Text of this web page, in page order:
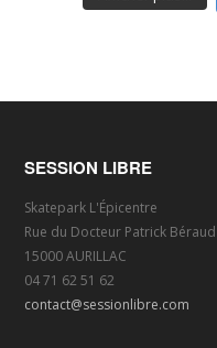
SESSION LIBRE
Skatepark L'Épicentre
Rue du Docteur Patrick Béraud
15000 AURILLAC
04 71 62 51 62
contact@sessionlibre.com